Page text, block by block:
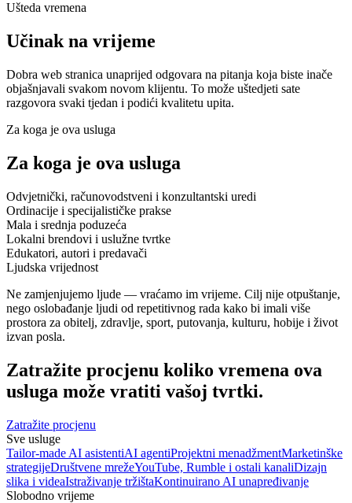
Ušteda vremena
Učinak na vrijeme
Dobra web stranica unaprijed odgovara na pitanja koja biste inače
objašnjavali svakom novom klijentu. To može uštedjeti sate
razgovora svaki tjedan i podići kvalitetu upita.
Za koga je ova usluga
Za koga je ova usluga
Odvjetnički, računovodstveni i konzultantski uredi
Ordinacije i specijalističke prakse
Mala i srednja poduzeća
Lokalni brendovi i uslužne tvrtke
Edukatori, autori i predavači
Ljudska vrijednost
Ne zamjenjujemo ljude — vraćamo im vrijeme. Cilj nije otpuštanje,
nego oslobađanje ljudi od repetitivnog rada kako bi imali više
prostora za obitelj, zdravlje, sport, putovanja, kulturu, hobije i život
izvan posla.
Zatražite procjenu koliko vremena ova
usluga može vratiti vašoj tvrtki.
Zatražite procjenu
Sve usluge
Tailor-made AI asistentiAI agentiProjektni menadžmentMarketinške
strategijeDruštvene mrežeYouTube, Rumble i ostali kanaliDizajn
slika i videaIstraživanje tržištaKontinuirano AI unapređivanje
Slobodno vrijeme